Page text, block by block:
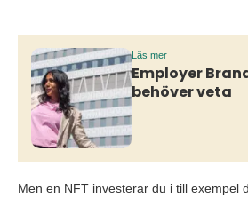
Läs mer
Employer
behöver veta
Men en NFT investerar du i till exempel